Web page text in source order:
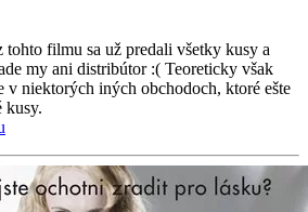
tohto filmu sa už predali všetky kusy a
my ani distribútor :( Teoreticky však
v niektorých iných obchodoch, ktoré ešte
kusy.